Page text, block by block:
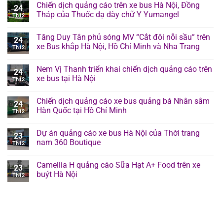
24
Th12
Chiến dịch quảng cáo trên xe bus Hà Nội, Đồng
Tháp của Thuốc dạ dày chữ Y Yumangel
24
Th12
Tăng Duy Tân phủ sóng MV “Cắt đôi nỗi sầu” trên
xe Bus khắp Hà Nội, Hồ Chí Minh và Nha Trang
24
Th12
Nem Vị Thanh triển khai chiến dịch quảng cáo trên
xe bus tại Hà Nội
24
Th12
Chiến dịch quảng cáo xe bus quảng bá Nhân sâm
Hàn Quốc tại Hồ Chí Minh
23
Th12
Dự án quảng cáo xe bus Hà Nội của Thời trang
nam 360 Boutique
23
Th12
Camellia H quảng cáo Sữa Hạt A+ Food trên xe
buýt Hà Nội